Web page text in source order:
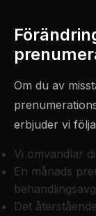
Om du av
erbjuder vi
Vi omvandlar
En månads
Det